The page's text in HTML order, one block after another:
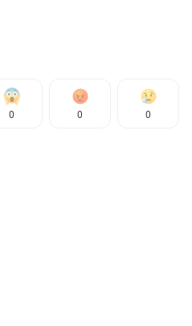
0 0 0